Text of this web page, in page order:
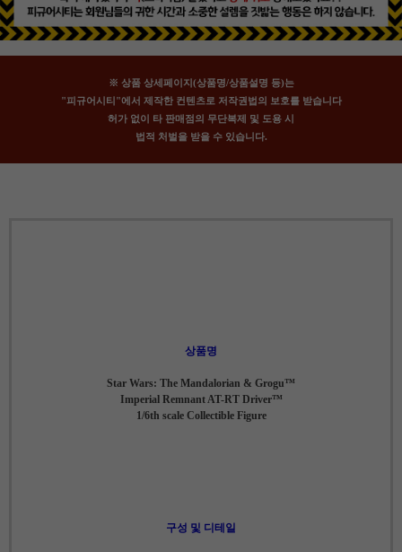
※ 상품 상세페이지(상품명/상품설명 등)는
"피규어시티"에서 제작한 컨텐츠로 저작권법의 보호를 받습니다
허가 없이 타 판매점의 무단복제 및 도용 시
법적 처벌을 받을 수 있습니다.
상품명
Star Wars: The Mandalorian & Grogu™
Imperial Remnant AT-RT Driver™
1/6th scale Collectible Figure
구성 및 디테일